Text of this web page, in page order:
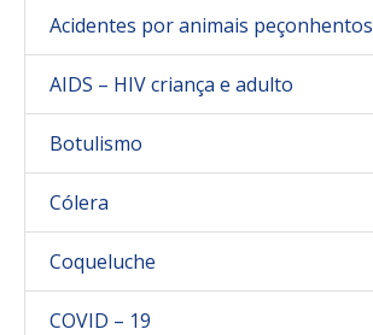
Acidentes por animais peçonhentos
AIDS – HIV criança e adulto
Botulismo
Cólera
Coqueluche
COVID – 19